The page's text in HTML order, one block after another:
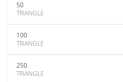
50
TRIANGLE
100
TRIANGLE
250
TRIANGLE